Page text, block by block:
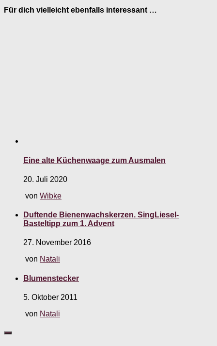
Für dich vielleicht ebenfalls interessant …
Eine alte Küchenwaage zum Ausmalen
20. Juli 2020
von Wibke
Duftende Bienenwachskerzen. SingLiesel-
Basteltipp zum 1. Advent
27. November 2016
von Natali
Blumenstecker
5. Oktober 2011
von Natali